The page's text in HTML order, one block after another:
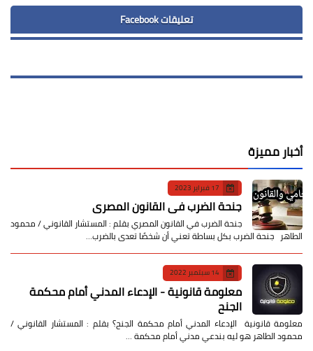
تعليقات Facebook
أخبار مميزة
17 فبراير 2023
جنحة الضرب في القانون المصري
جنحة الضرب في القانون المصري بقلم : المستشار القانوني / محمود
الطاهر جنحة الضرب بكل بساطة تعني أن شخصًا تعدى بالضرب…
14 سبتمبر 2022
معلومة قانونية - الإدعاء المدني أمام محكمة
الجنح
معلومة قانونية الإدعاء المدني أمام محكمة الجنح؟ بقلم : المستشار القانوني /
محمود الطاهر هو ليه بندعي مدني أمام محكمة …